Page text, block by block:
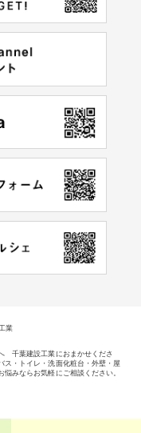
千葉建設工業におまかせくださ
・トイレ・洗面化粧台・外壁・屋
みならお気軽にご相談ください。
業